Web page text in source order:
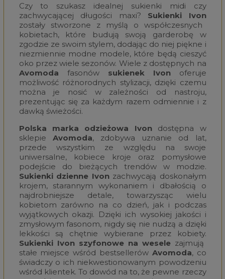
Czy to szukasz idealnej sukienki midi czy
zachwycającej długości maxi? Sukienki Ivon
zostały stworzone z myślą o współczesnych
kobietach, które budują swoją garderobę w
zgodzie ze swoim stylem, dodając do niej piękne i
niezmiennie modne modele, które będą cieszyć
oko przez wiele sezonów. Wiele z dostępnych na
Avomoda fasonów sukienek Ivonoferuje
możliwość różnorodnych stylizacji, dzięki czemu
można je nosić w zależności od nastroju,
prezentując się za każdym razem odmiennie i z
dawką świeżości.
Polska marka odzieżowa Ivondostępna w
sklepie Avomoda, zdobywa uznanie od lat,
przede wszystkim ze względu na swoje
uniwersalne, kobiece kroje oraz pomysłowe
podejście do bieżących trendów w modzie.
Sukienki dzienne Ivonzachwycają doskonałym
krojem, starannym wykonaniem i dbałością o
najdrobniejsze detale, towarzysząc wielu
kobietom zarówno na co dzień, jak i podczas
wyjątkowych okazji. Dzięki ich wysokiej jakości i
zmysłowym fasonom, nigdy się nie nudzą a dzięki
lekkości są chętnie wybierane przez kobiety.
Sukienki Ivon szyfonowe na wesele zajmują
stałe miejsce wśród bestsellerów Avomoda, co
świadczy o ich niekwestionowanym powodzeniu
wśród klientek. To dowód na to, że pewne rzeczy